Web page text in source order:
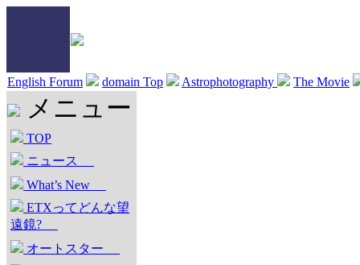
English Forum domain Top Astrophotography The Movie
メニュー
TOP
ニュース
What’s New
ETXってどんな望
遠鏡?
オートスター